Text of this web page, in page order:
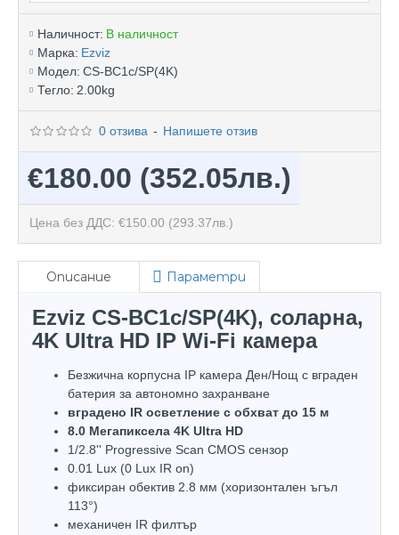
Наличност: В наличност
Марка: Ezviz
Модел: CS-BC1c/SP(4K)
Тегло: 2.00kg
0 отзива - Напишете отзив
€180.00 (352.05лв.)
Цена без ДДС: €150.00 (293.37лв.)
Описание Параметри
Ezviz CS-BC1c/SP(4K), соларна,
4K Ultra HD IP Wi-Fi камера
Безжична корпусна IP камера Ден/Нощ с вграден
батерия за автономно захранване
вградено IR осветление с обхват до 15 м
8.0 Мегапиксела 4K Ultra HD
1/2.8'' Progressive Scan CMOS сензор
0.01 Lux (0 Lux IR on)
фиксиран обектив 2.8 мм (хоризонтален ъгъл
113°)
механичен IR филтър